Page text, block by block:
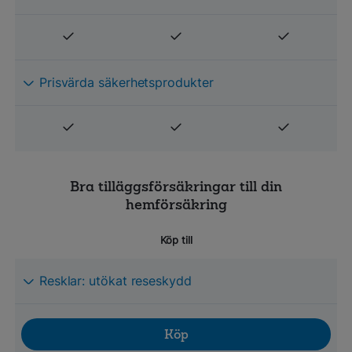
Prisvärda säkerhetsprodukter
Bra tilläggsförsäkringar till din
hemförsäkring
Köp till
Resklar: utökat reseskydd
Köp